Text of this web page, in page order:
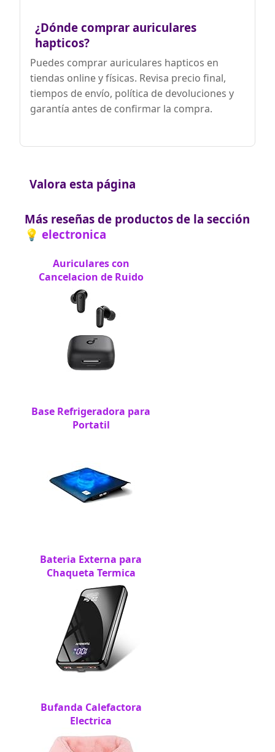
¿Dónde comprar auriculares
hapticos?
Puedes comprar auriculares hapticos en
tiendas online y físicas. Revisa precio final,
tiempos de envío, política de devoluciones y
garantía antes de confirmar la compra.
Valora esta página
Más reseñas de productos de la sección
💡 electronica
Auriculares con
Cancelacion de Ruido
Base Refrigeradora para
Portatil
Bateria Externa para
Chaqueta Termica
Bufanda Calefactora
Electrica